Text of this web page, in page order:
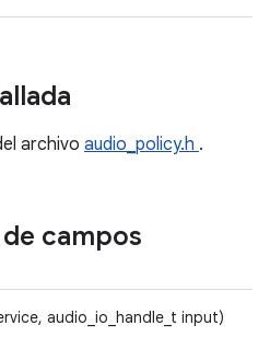
archivo audio_policy.h .
campos
audio_io_handle_t input)